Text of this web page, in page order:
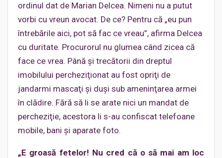
ordinul dat de Marian Delcea. Nimeni nu a putut
vorbi cu vreun avocat. De ce? Pentru că „eu pun
întrebările aici, pot să fac ce vreau”, afirma Delcea
cu duritate. Procurorul nu glumea când zicea că
face ce vrea. Până şi trecătorii din dreptul
imobilului percheziţionat au fost opriţi de
jandarmi mascaţi şi duşi sub ameninţarea armei
în clădire. Fără să li se arate nici un mandat de
percheziţie, acestora li s-au confiscat telefoane
mobile, bani şi aparate foto.
„E groasă fetelor! Nu cred că o să mai am loc